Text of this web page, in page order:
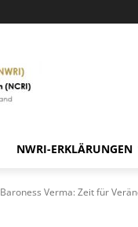
NWRI-ERKLÄRUNGEN
Baroness Verma: Zeit für